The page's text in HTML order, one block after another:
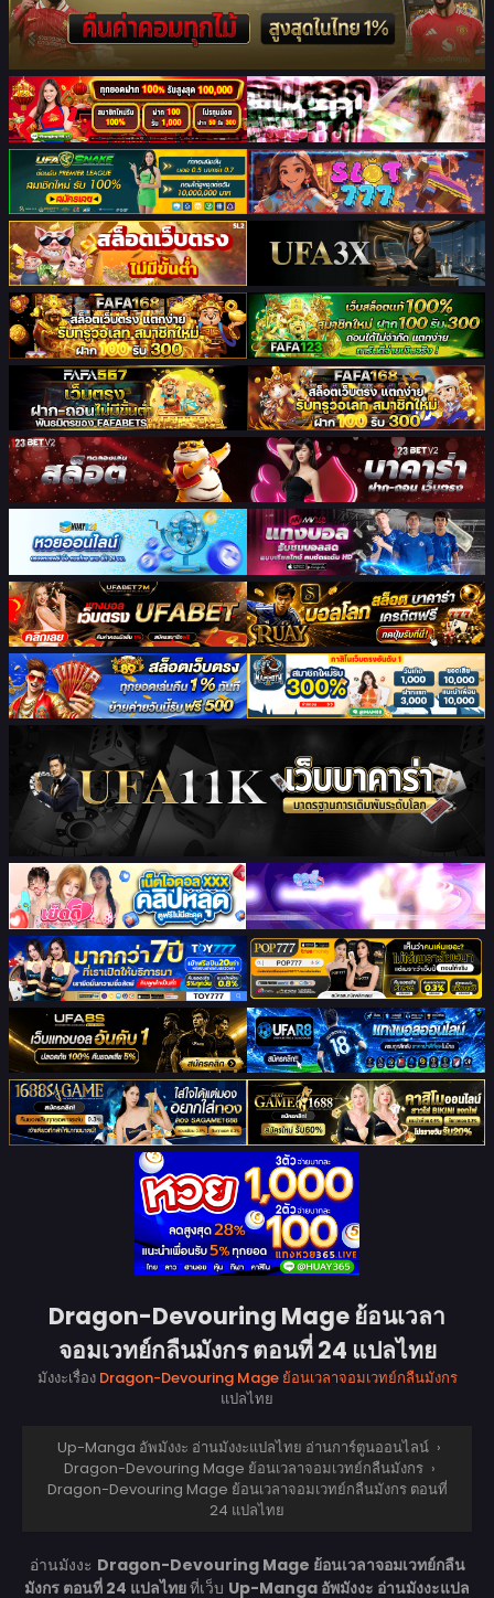
Dragon-Devouring Mage ย้อนเวลา
จอมเวทย์กลืนมังกร ตอนที่ 24 แปลไทย
มังงะเรื่อง Dragon-Devouring Mage ย้อนเวลาจอมเวทย์กลืนมังกร
แปลไทย
Up-Manga อัพมังงะ อ่านมังงะแปลไทย อ่านการ์ตูนออนไลน์ ›
Dragon-Devouring Mage ย้อนเวลาจอมเวทย์กลืนมังกร ›
Dragon-Devouring Mage ย้อนเวลาจอมเวทย์กลืนมังกร ตอนที่
24 แปลไทย
อ่านมังงะ Dragon-Devouring Mage ย้อนเวลาจอมเวทย์กลืน
มังกร ตอนที่ 24 แปลไทยที่เว็บ Up-Manga อัพมังงะ อ่านมังงะแปล